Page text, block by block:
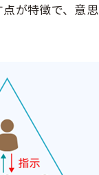
が特徴で、意